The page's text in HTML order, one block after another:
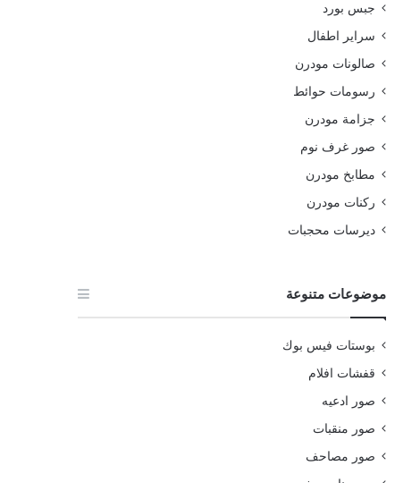
جبس بورد
سراير اطفال
صالونات مودرن
رسومات حوائط
جزامة مودرن
صور غرف نوم
مطابخ مودرن
ركنات مودرن
ديرسات محجبات
موضوعات متنوعة
بوستات فيس بوك
قفشات افلام
صور ادعيه
صور منقبات
صور مصاحف